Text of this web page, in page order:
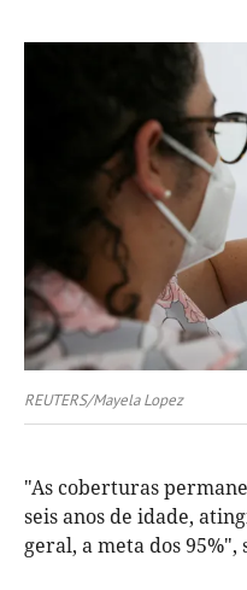
REUTERS/Mayela Lopez
"As coberturas
seis anos de idade,
geral, a meta dos